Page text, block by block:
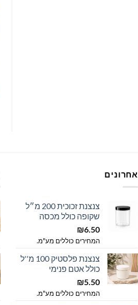
אחרונים
צנצנת זכוכית 200 מ״ל
שקופה כולל מכסה
₪6.50
המחירים כוללים מע"מ.
צנצנת פלסטיק 100 מ''ל
כולל אטם פנימי
₪5.50
המחירים כוללים מע"מ.